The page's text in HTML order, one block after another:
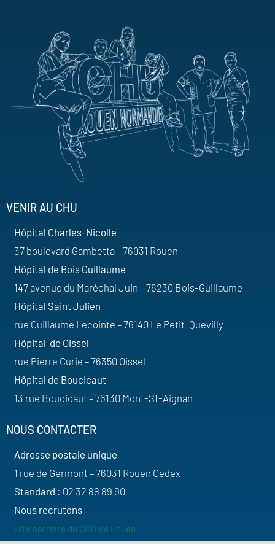
VENIR AU CHU
Hôpital Charles-Nicolle
37 boulevard Gambetta – 76031 Rouen
Hôpital de Bois Guillaume
147 avenue du Maréchal Juin – 76230 Bois-Guillaume
Hôpital Saint Julien
rue Guillaume Lecointe – 76140 Le Petit-Quevilly
Hôpital de Oissel
rue Pierre Curie – 76350 Oissel
Hôpital de Boucicaut
13 rue Boucicaut – 76130 Mont-St-Aignan
NOUS CONTACTER
Adresse postale unique
1 rue de Germont – 76031 Rouen Cedex
Standard : 02 32 88 89 90
Nous recrutons
Site carrière du CHU de Rouen